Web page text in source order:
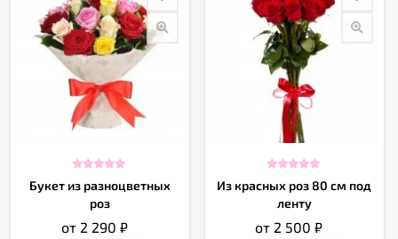
Букет из разноцветных
роз
от 2 290 ₽
Из красных роз 80 см под
ленту
от 2 500₽